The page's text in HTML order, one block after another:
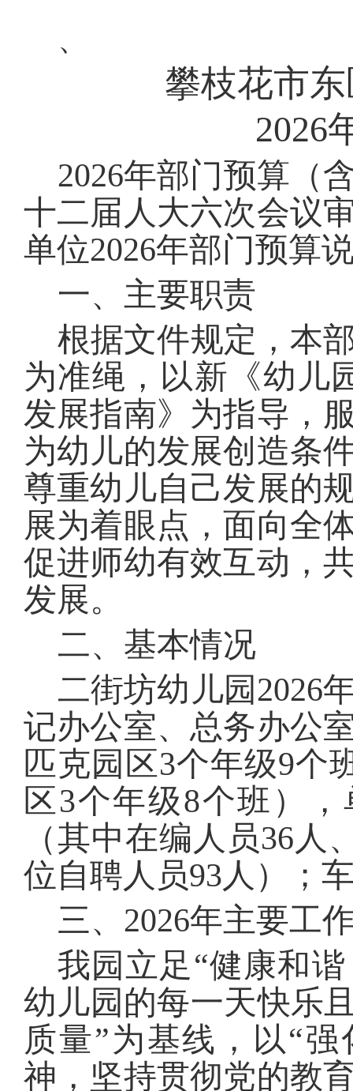
、
攀枝花市
2026
2026年部门预算（
十二届人大六次会议
单位2026年部门预算
一、主要职责
根据文件规定，本
为准绳，以新《幼儿
发展指南》为指导，
为幼儿的发展创造条
尊重幼儿自己发展的
展为着眼点，面向全
促进师幼有效互动，
发展。
二、基本情况
二街坊幼儿园2026
记办公室、总务办公
匹克园区3个年级9个
区3个年级8个班）
（其中在编 人员36 人
位自聘人员93人）；
三、2026年主要工
我园立足 “健康和
幼儿园的每一天快乐
质量”为基线，以“
神，坚持贯彻党的教